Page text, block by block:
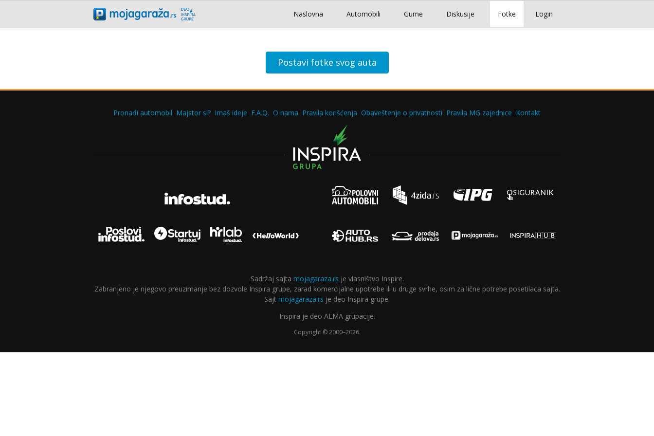
Login
Naslovna Automobili Gume Diskusije Fotke
Postavi fotke svog auta
Pronađi automobil Majstor si? Imaš ideje F.A.Q. O nama Pravila korišćenja Obaveštenje o privatnosti Pravila MG zajednice Kontakt
Sadržaj sajta mojagaraza.rs je vlasništvo Inspire.
Zabranjeno je njegovo preuzimanje bez dozvole Inspira grupe, zarad komercijalne upotrebe ili u druge svrhe, osim za lične potrebe posetilaca sajta.
Sajt mojagaraza.rs je deo Inspira grupe.
Inspira je deo ALMA grupacije.
Copyright © 2000–2026.